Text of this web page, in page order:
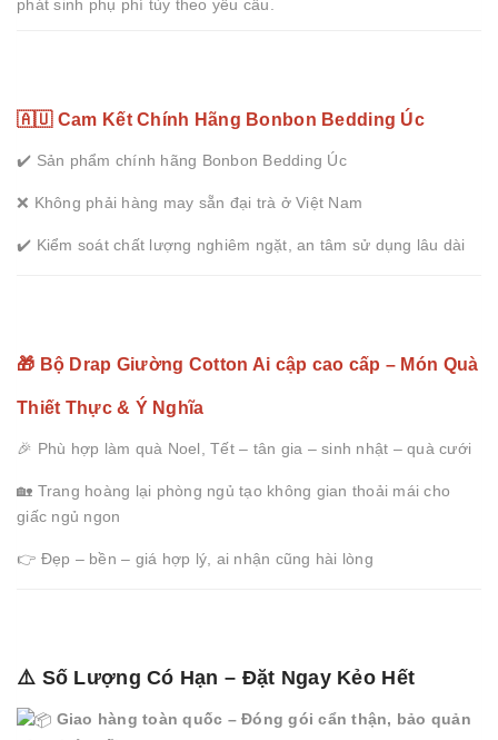
phát sinh phụ phí tùy theo yêu cầu.
🇦🇺 Cam Kết Chính Hãng Bonbon Bedding Úc
✔️ Sản phẩm chính hãng Bonbon Bedding Úc
❌ Không phải hàng may sẵn đại trà ở Việt Nam
✔️ Kiểm soát chất lượng nghiêm ngặt, an tâm sử dụng lâu dài
🎁 Bộ Drap Giường Cotton Ai cập cao cấp – Món Quà
Thiết Thực & Ý Nghĩa
🎉 Phù hợp làm quà Noel, Tết – tân gia – sinh nhật – quà cưới
🏡 Trang hoàng lại phòng ngủ tạo không gian thoải mái cho
giấc ngủ ngon
👉 Đẹp – bền – giá hợp lý, ai nhận cũng hài lòng
⚠️ Số Lượng Có Hạn – Đặt Ngay Kẻo Hết
Giao hàng toàn quốc – Đóng gói cẩn thận, bảo quản